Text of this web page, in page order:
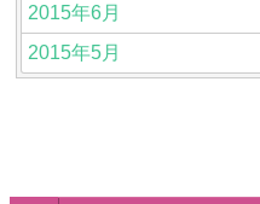
2015年6月
2015年5月